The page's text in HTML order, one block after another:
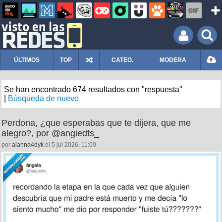
ÚLTIMOS TOP CATEG. MODERA
Se han encontrado 674 resultados con "respuesta"
Búsqueda de nuevo
Perdona, ¿que esperabas que te dijera, que me
alegro?, por @angiedts_
por alanna4dyk el 5 jul 2026, 11:00